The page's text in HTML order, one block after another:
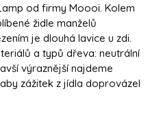
od firmy Moooi. Kolem
židle manželů
je dlouhá lavice u zdi.
a typů dřeva: neutrální
výraznější najdeme
zážitek z jídla doprovázel